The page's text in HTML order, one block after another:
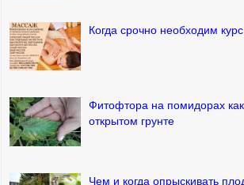
Когда срочно необходим
Фитофтора на помидорах
открытом грунте
Чем и когда опрыскивать